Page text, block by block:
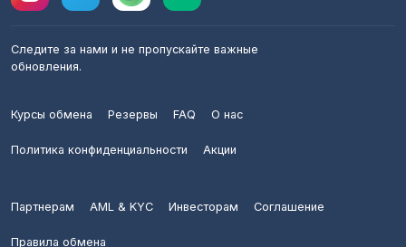
Следите за нами и не пропускайте важные
обновления.
Курсы обмена Резервы FAQ О нас
Политика конфиденциальности Акции
Партнерам AML & KYC Инвесторам Соглашение
Правила обмена